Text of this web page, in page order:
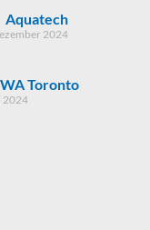
Aquatech
2024
Toronto
2024